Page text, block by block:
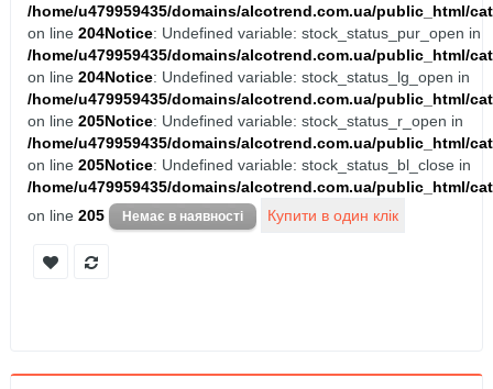
/home/u479959435/domains/alcotrend.com.ua/public_html/
on line 204Notice: Undefined variable: stock_status_pur_open in
/home/u479959435/domains/alcotrend.com.ua/public_html/
on line 204Notice: Undefined variable: stock_status_lg_open in
/home/u479959435/domains/alcotrend.com.ua/public_html/
on line 205Notice: Undefined variable: stock_status_r_open in
/home/u479959435/domains/alcotrend.com.ua/public_html/
on line 205Notice: Undefined variable: stock_status_bl_close in
/home/u479959435/domains/alcotrend.com.ua/public_html/
on line 205